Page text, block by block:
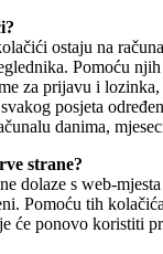
ostaju na
Pomoću
za prijavu i lozinka,
posjeta
danima,
strane?
dolaze s web-
Pomoću tih
će ponovo koristiti